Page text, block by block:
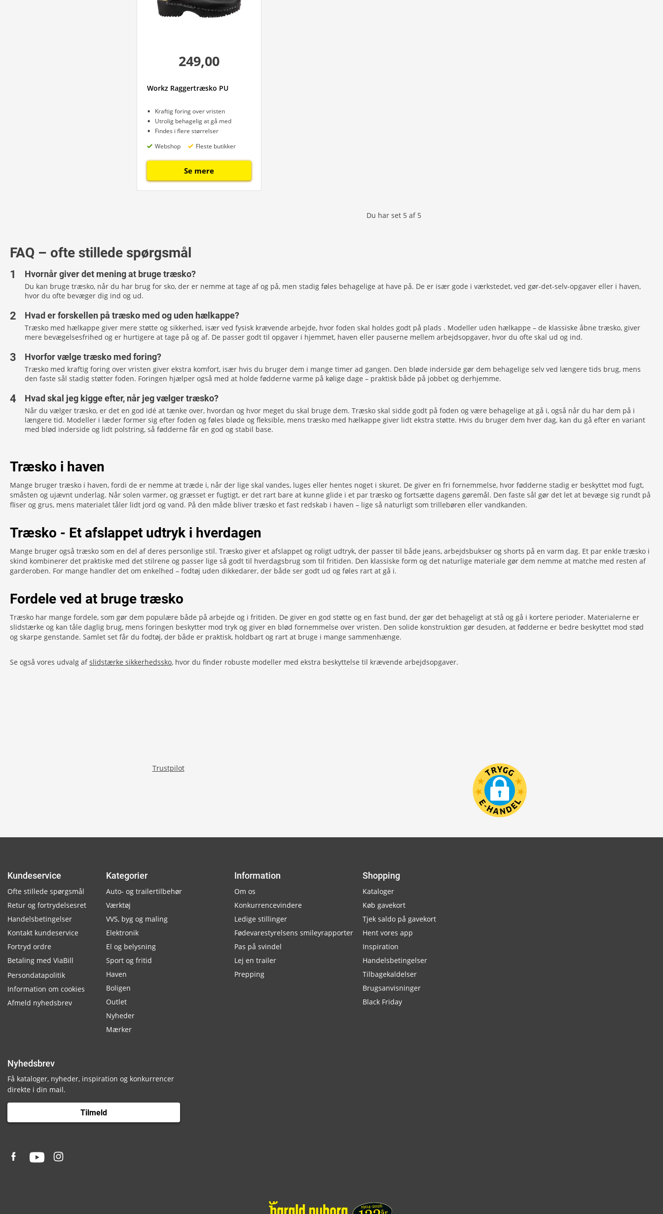
249,00
Workz Raggertræsko PU
Kraftig foring over vristen
Utrolig behagelig at gå med
Findes i flere størrelser
Webshop
Fleste butikker
Se mere
Du har set 5 af 5
FAQ – ofte stillede spørgsmål
Hvornår giver det mening at bruge træsko?
Du kan bruge træsko, når du har brug for sko, der er nemme at tage af og på, men stadig føles behagelige at have på. De er især gode i værkstedet, ved gør-det-selv-opgaver eller i haven,
hvor du ofte bevæger dig ind og ud.
Hvad er forskellen på træsko med og uden hælkappe?
Træsko med hælkappe giver mere støtte og sikkerhed, især ved fysisk krævende arbejde, hvor foden skal holdes godt på plads . Modeller uden hælkappe – de klassiske åbne træsko, giver
mere bevægelsesfrihed og er hurtigere at tage på og af. De passer godt til opgaver i hjemmet, haven eller pauserne mellem arbejdsopgaver, hvor du ofte skal ud og ind.
Hvorfor vælge træsko med foring?
Træsko med kraftig foring over vristen giver ekstra komfort, især hvis du bruger dem i mange timer ad gangen. Den bløde inderside gør dem behagelige selv ved længere tids brug, mens
den faste sål stadig støtter foden. Foringen hjælper også med at holde fødderne varme på kølige dage – praktisk både på jobbet og derhjemme.
Hvad skal jeg kigge efter, når jeg vælger træsko?
Når du vælger træsko, er det en god idé at tænke over, hvordan og hvor meget du skal bruge dem. Træsko skal sidde godt på foden og være behagelige at gå i, også når du har dem på i
længere tid. Modeller i læder former sig efter foden og føles bløde og fleksible, mens træsko med hælkappe giver lidt ekstra støtte. Hvis du bruger dem hver dag, kan du gå efter en variant
med blød inderside og lidt polstring, så fødderne får en god og stabil base.
Træsko i haven
Mange bruger træsko i haven, fordi de er nemme at træde i, når der lige skal vandes, luges eller hentes noget i skuret. De giver en fri fornemmelse, hvor fødderne stadig er beskyttet mod fugt,
småsten og ujævnt underlag. Når solen varmer, og græsset er fugtigt, er det rart bare at kunne glide i et par træsko og fortsætte dagens gøremål. Den faste sål gør det let at bevæge sig rundt på
fliser og grus, mens materialet tåler lidt jord og vand. På den måde bliver træsko et fast redskab i haven – lige så naturligt som trillebøren eller vandkanden.
Træsko - Et afslappet udtryk i hverdagen
Mange bruger også træsko som en del af deres personlige stil. Træsko giver et afslappet og roligt udtryk, der passer til både jeans, arbejdsbukser og shorts på en varm dag. Et par enkle træsko i
skind kombinerer det praktiske med det stilrene og passer lige så godt til hverdagsbrug som til fritiden. Den klassiske form og det naturlige materiale gør dem nemme at matche med resten af
garderoben. For mange handler det om enkelhed – fodtøj uden dikkedarer, der både ser godt ud og føles rart at gå i.
Fordele ved at bruge træsko
Træsko har mange fordele, som gør dem populære både på arbejde og i fritiden. De giver en god støtte og en fast bund, der gør det behageligt at stå og gå i kortere perioder. Materialerne er
slidstærke og kan tåle daglig brug, mens foringen beskytter mod tryk og giver en blød fornemmelse over vristen. Den solide konstruktion gør desuden, at fødderne er bedre beskyttet mod stød
og skarpe genstande. Samlet set får du fodtøj, der både er praktisk, holdbart og rart at bruge i mange sammenhænge.
Se også vores udvalg afslidstærke sikkerhedssko, hvor du finder robuste modeller med ekstra beskyttelse til krævende arbejdsopgaver.
Trustpilot
Kundeservice
Ofte stillede spørgsmål
Retur og fortrydelsesret
Handelsbetingelser
Kontakt kundeservice
Fortryd ordre
Betaling med ViaBill
Persondatapolitik
Information om cookies
Afmeld nyhedsbrev
Kategorier
Auto- og trailertilbehør
Værktøj
VVS, byg og maling
Elektronik
El og belysning
Sport og fritid
Haven
Boligen
Outlet
Nyheder
Mærker
Information
Om os
Konkurrencevindere
Ledige stillinger
Fødevarestyrelsens smileyrapporter
Pas på svindel
Lej en trailer
Prepping
Shopping
Kataloger
Køb gavekort
Tjek saldo på gavekort
Hent vores app
Inspiration
Handelsbetingelser
Tilbagekaldelser
Brugsanvisninger
Black Friday
Nyhedsbrev
Få kataloger, nyheder, inspiration og konkurrencer
direkte i din mail.
Tilmeld